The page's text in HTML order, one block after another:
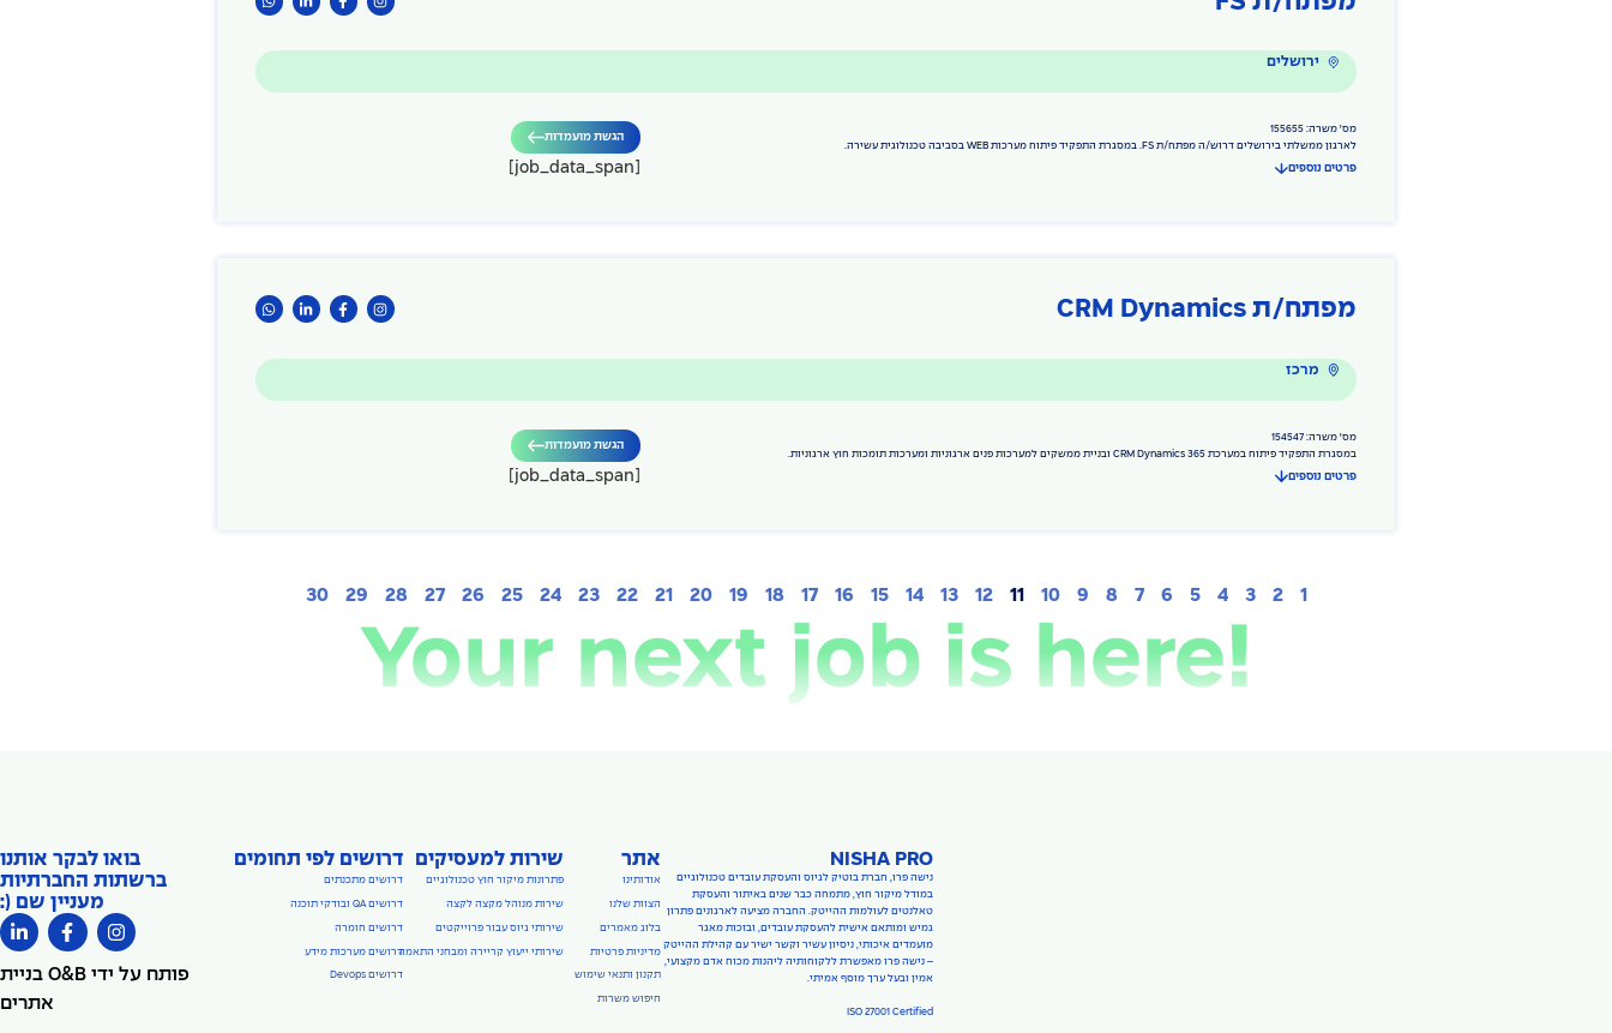
ירושלים
מס' משרה: 155655
לארגון ממשלתי בירושלים דרוש/ה מפתח/ת FS. במסגרת התפקיד פיתוח מערכות WEB בסביבה טכנולוגית עשירה.
פרטים נוספים
הגשת מועמדות
מפתח/ת CRM Dynamics
מרכז
מס' משרה: 154547
במסגרת התפקיד פיתוח במערכת CRM Dynamics 365 ובניית ממשקים למערכות פנים ארגוניות ומערכות תומכות חוץ ארגוניות.
פרטים נוספים
הגשת מועמדות
1
2
3
4
5
6
7
8
9
10
11
12
13
14
15
16
17
18
19
20
21
22
23
24
25
26
27
28
29
30
Your next job is here!
בואו לבקר אותנו
ברשתות החברתיות
מעניין שם (:
פותח על ידי O&B בניית
אתרים
דרושים לפי תחומים
דרושים מתכנתים
דרושים QA ובודקי תוכנה
דרושים חומרה
דרושים מערכות מידע
דרושים Devops
שירות למעסיקים
פתרונות מיקור חוץ טכנולוגיים
שירות מנוהל מקצה לקצה
שירותי גיוס עבור פרוייקטים
שירותי ייעוץ קריירה ומבחני התאמה
אתר
אודותינו
הצוות שלנו
בלוג מאמרים
מדיניות פרטיות
תקנון ותנאי שימוש
חיפוש משרות
NISHA PRO
נישה פרו, חברת בוטיק לגיוס והעסקת עובדים טכנולוגיים
במודל מיקור חוץ, מתמחה כבר שנים באיתור והעסקת
טאלנטים לעולמות ההייטק. החברה מציעה לארגונים פתרון
גמיש ומותאם אישית להעסקת עובדים, ובזכות מאגר
מועמדים איכותי, ניסיון עשיר וקשר ישיר עם קהילת ההייטק
– נישה פרו מאפשרת ללקוחותיה ליהנות מכוח אדם מקצועי,
אמין ובעל ערך מוסף אמיתי.
ISO 27001 Certified